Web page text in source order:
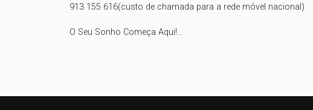
913 155 616(custo de chamada para a rede móvel nacional)